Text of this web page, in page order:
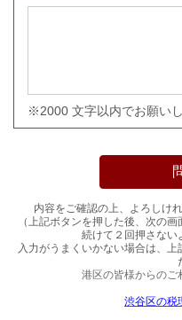
※2000 文字以内でお願い
内容をご確認の上、よろしけ
（上記ボタンを押した後、次の
続けて２回押さない
入力がうまくいかない場合は、
港区の皆様からのご
渋谷区の税